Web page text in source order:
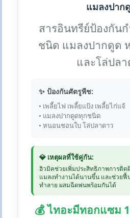
แมลงปาก
สารอินทรีย์ป้องกัน
ชนิด แมลงปากดูด
และโล่ปล
✨ ป้องกันศัตรูพืช:
• เพลี้ยไฟ เพลี้ยแป้ง เพลี้ยไก่แจ้
• แมลงปากดูดทุกชนิด
• หนอนชอนใบ โล่ปลาดาว
💎 เหตุผลที่ใช้คู่กัน:
ฮิวมิคช่วยเพิ่มประสิทธิภาพการติด
แมลงทำงานได้นานขึ้น และช่วย
ทำลาย ผสมฉีดพ่นพร้อมกันได้
💰 ไทอะมีทอกแซม